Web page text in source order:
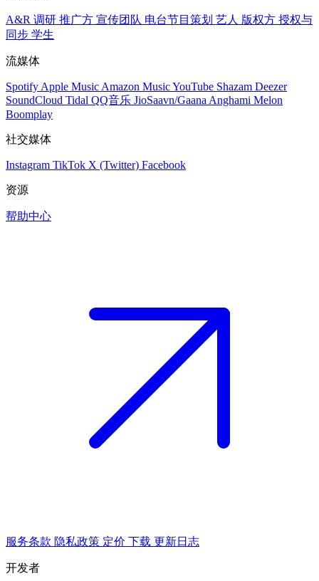
A&R 调研 推广方 宣传团队 电台节目策划 艺人 版权方 授权与
同步 学生
流媒体
Spotify Apple Music Amazon MusicYouTube Shazam Deezer
SoundCloud Tidal QQ音乐 JioSaavn/Gaana Anghami Melon
Boomplay
社交媒体
Instagram TikTok X (Twitter) Facebook
资源
帮助中心
服务条款 隐私政策 定价 下载 更新日志
开发者